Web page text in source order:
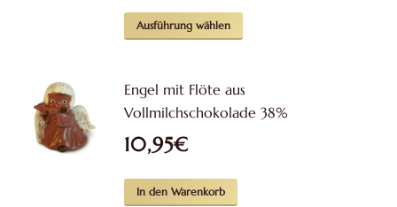
Ausführung wählen
mehrere
Varianten
Engel mit Flöte aus
Vollmilchschokolade 38%
10,95€
In den Warenkorb